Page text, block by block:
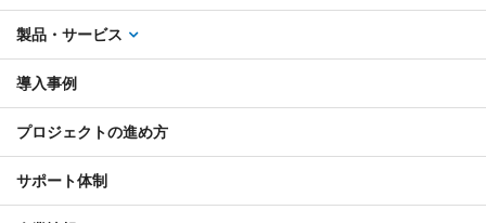
製品・サービス
導入事例
プロジェクトの進め方
サポート体制